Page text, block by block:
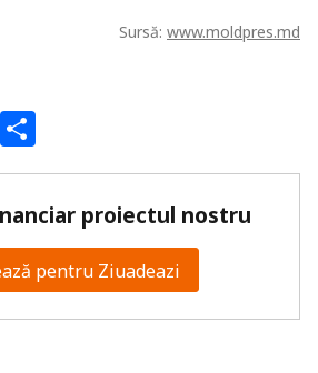
Sursă: www.moldpres.md
WhatsApp
proiectul nostru
pentru Ziuadeazi